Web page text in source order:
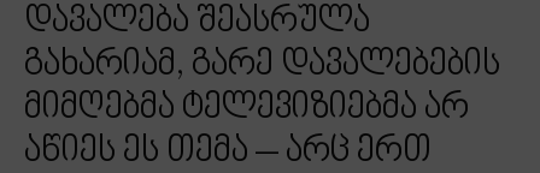
დავალება შეასრულა
გახარიამ, გარე დავალებების
მიმღებმა ტელევიზიებმა არ
აწიეს ეს თემა – არც ერთ